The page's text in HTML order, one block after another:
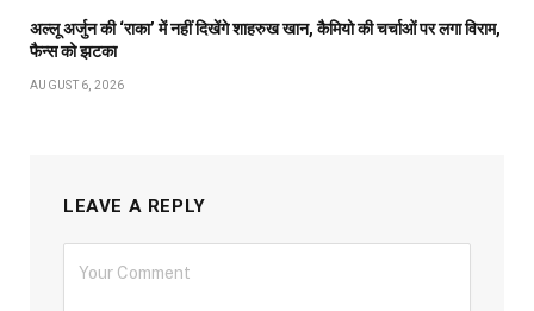
अल्लू अर्जुन की ‘राका’ में नहीं दिखेंगे शाहरुख खान, कैमियो की चर्चाओं पर लगा विराम,
फैन्स को झटका
AUGUST 6, 2026
LEAVE A REPLY